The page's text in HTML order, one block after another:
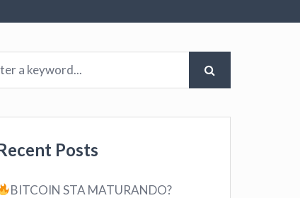
Posts
BITCOIN STA MATURANDO?